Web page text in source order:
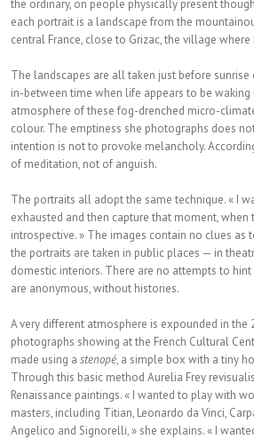
the ordinary, on people physically present
each portrait is a landscape from the
central France, close to Grizac, the village
The landscapes are all taken just before
in-between time when life appears to be
atmosphere of these fog-drenched micro-
colour. The emptiness she photographs does
intention is not to provoke melancholy.
of meditation, not of anguish.
The portraits all adopt the same technique. « I
exhausted and then capture that moment, when
introspective. » The images contain no clues as
the portraits are taken in public places — in
domestic interiors. There are no attempts to
are anonymous, without histories.
A very different atmosphere is expounded in the
photographs showing at the French Cultural
made using a stenopé, a simple box with a tiny
Through this basic method Aurelia Frey
Renaissance paintings. « I wanted to play with
masters, including Titian, Leonardo da Vinci,
Angelico and Signorelli, » she explains. « I